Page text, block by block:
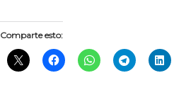
Comparte esto: